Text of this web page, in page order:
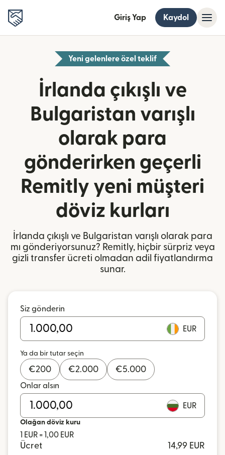
Giriş Yap Kaydol
Yeni gelenlere özel teklif
İrlanda çıkışlı ve
Bulgaristan varışlı
olarak para
gönderirken geçerli
Remitly yeni müşteri
döviz kurları
İrlanda çıkışlı ve Bulgaristan varışlı olarak para
mı gönderiyorsunuz? Remitly, hiçbir sürpriz veya
gizli transfer ücreti olmadan adil fiyatlandırma
sunar.
Siz gönderin
EUR
Ya da bir tutar seçin
€200 €2.000 €5.000
Onlar alsın
EUR
Olağan döviz kuru
1 EUR = 1,00 EUR
Ücret
14,99 EUR